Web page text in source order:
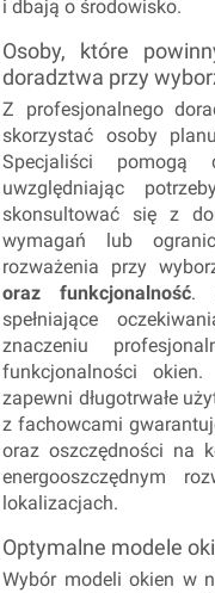
i dbają o środowisko.
Osoby, które
doradztwa przy
Z profesjonalnego
skorzystać osoby
Specjaliści pomogą
uwzględniając
skonsultować się z
wymagań lub
rozważenia przy
oraz funkcjonalność.
spełniające
znaczeniu
funkcjonalności okien.
zapewni długotrwałe
z fachowcami
oraz oszczędności na
energooszczędnym
lokalizacjach.
Optymalne modele
Wybór modeli okien w